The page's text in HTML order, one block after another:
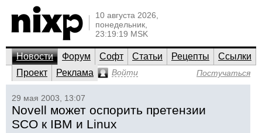
10 августа 2026,
понедельник,
23:19:19 MSK
Новости Форум Софт Статьи Рецепты
Ссылки
Проект
Реклама Войти Постучаться
29 мая 2003, 13:07
Novell может оспорить претензии
SCO к IBM и Linux